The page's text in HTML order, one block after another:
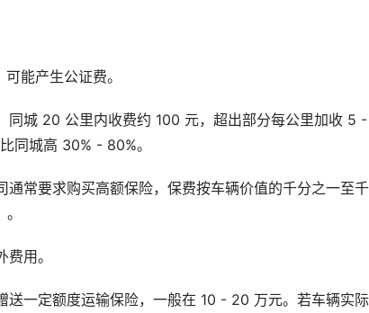
能产生公证费。
同城 20 公里内收费约 100 元，超出部分每公里加收 5
同城高 30% - 80%。
常要求购买高额保险，保费按车辆价值的千分之一至
用。
送一定额度运输保险，一般在 10 - 20 万元。若车辆实